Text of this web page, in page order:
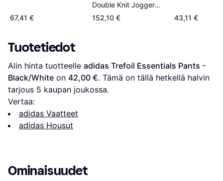
67,41 €
Double Knit Jogger
Pant - Black
152,10 € 43,11 €
Tuotetiedot
Alin hinta tuotteelle adidas Trefoil Essentials Pants -
Black/White on 42,00 €. Tämä on tällä hetkellä halvin
tarjous 5 kaupan joukossa.
Vertaa:
adidas Vaatteet
adidas Housut
Ominaisuudet